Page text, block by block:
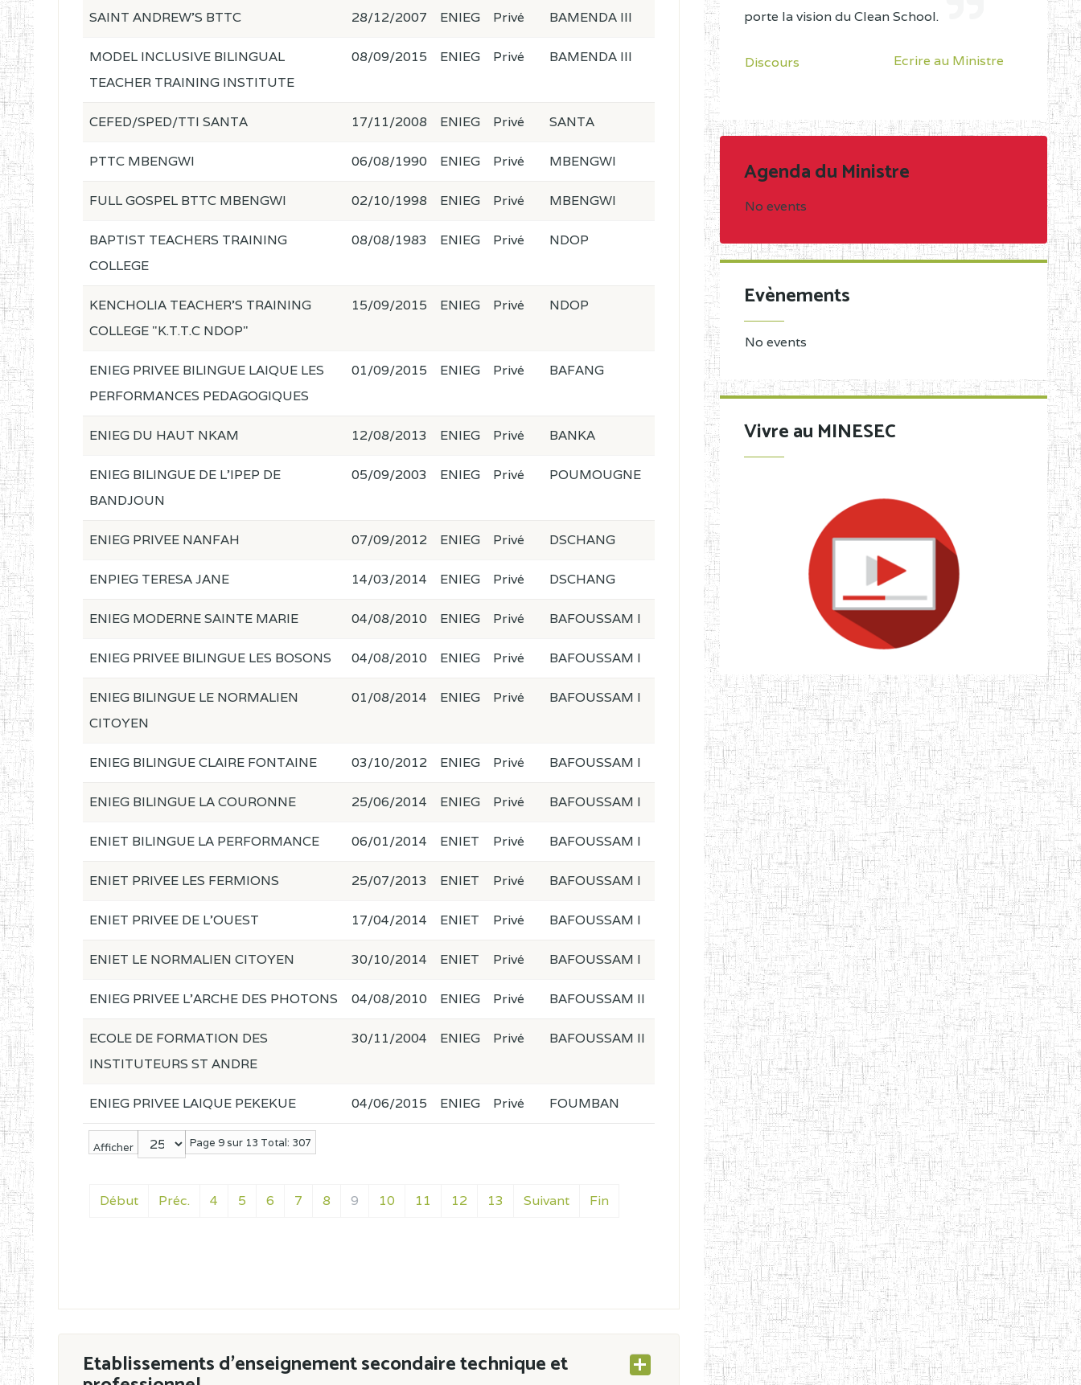
Afficher Page 9 sur 13 Total: 307
Début Préc. 4 5 6 7 8 9 10 11 12 13 Suivant Fin
SAINT ANDREW'S BTTC 28/12/2007 ENIEG Privé BAMENDA III
MODEL INCLUSIVE BILINGUAL
TEACHER TRAINING INSTITUTE
08/09/2015 ENIEG Privé BAMENDA III
CEFED/SPED/TTI SANTA 17/11/2008 ENIEG Privé SANTA
PTTC MBENGWI 06/08/1990 ENIEG Privé MBENGWI
FULL GOSPEL BTTC MBENGWI 02/10/1998 ENIEG Privé MBENGWI
BAPTIST TEACHERS TRAINING
COLLEGE
08/08/1983 ENIEG Privé NDOP
KENCHOLIA TEACHER'S TRAINING
COLLEGE "K.T.T.C NDOP"
15/09/2015 ENIEG Privé NDOP
ENIEG PRIVEE BILINGUE LAIQUE LES
PERFORMANCES PEDAGOGIQUES
01/09/2015 ENIEG Privé BAFANG
ENIEG DU HAUT NKAM 12/08/2013 ENIEG Privé BANKA
ENIEG BILINGUE DE L'IPEP DE
BANDJOUN
05/09/2003 ENIEG Privé POUMOUGNE
ENIEG PRIVEE NANFAH 07/09/2012 ENIEG Privé DSCHANG
ENPIEG TERESA JANE 14/03/2014 ENIEG Privé DSCHANG
ENIEG MODERNE SAINTE MARIE 04/08/2010 ENIEG Privé BAFOUSSAM I
ENIEG PRIVEE BILINGUE LES BOSONS 04/08/2010 ENIEG Privé BAFOUSSAM I
ENIEG BILINGUE LE NORMALIEN
CITOYEN
01/08/2014 ENIEG Privé BAFOUSSAM I
ENIEG BILINGUE CLAIRE FONTAINE 03/10/2012 ENIEG Privé BAFOUSSAM I
ENIEG BILINGUE LA COURONNE 25/06/2014 ENIEG Privé BAFOUSSAM I
ENIET BILINGUE LA PERFORMANCE 06/01/2014 ENIET Privé BAFOUSSAM I
ENIET PRIVEE LES FERMIONS 25/07/2013 ENIET Privé BAFOUSSAM I
ENIET PRIVEE DE L'OUEST 17/04/2014 ENIET Privé BAFOUSSAM I
ENIET LE NORMALIEN CITOYEN 30/10/2014 ENIET Privé BAFOUSSAM I
ENIEG PRIVEE L'ARCHE DES PHOTONS 04/08/2010 ENIEG Privé BAFOUSSAM II
ECOLE DE FORMATION DES
INSTITUTEURS ST ANDRE
30/11/2004 ENIEG Privé BAFOUSSAM II
ENIEG PRIVEE LAIQUE PEKEKUE 04/06/2015 ENIEG Privé FOUMBAN
Etablissements d'enseignement secondaire technique et
porte la vision du Clean School.
Discours Ecrire au Ministre
Agenda du Ministre
No events
Evènements
No events
Vivre au MINESEC